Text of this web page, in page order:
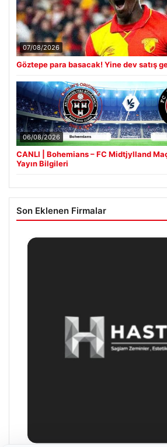
07/08/2026
Göztepe para basacak! Yine dev satış
06/08/2026
CANLI | Bohemians – FC Midtjylland
Yayın Bilgileri
Son Eklenen Firmalar